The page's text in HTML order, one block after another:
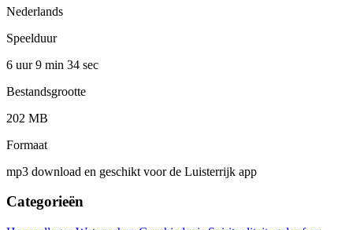
Nederlands
Speelduur
6 uur 9 min 34 sec
Bestandsgrootte
202 MB
Formaat
mp3 download en geschikt voor de Luisterrijk app
Categorieën